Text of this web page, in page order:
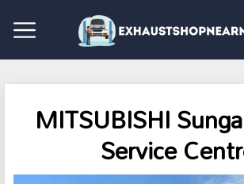
MITSUBISHI
Service